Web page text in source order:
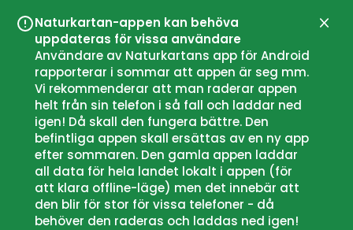
Naturkartan-appen kan behöva
uppdateras för vissa användare
Användare av Naturkartans app för Android
rapporterar i sommar att appen är seg mm.
Vi rekommenderar att man raderar appen
helt från sin telefon i så fall och laddar ned
igen! Då skall den fungera bättre. Den
befintliga appen skall ersättas av en ny app
efter sommaren. Den gamla appen laddar
all data för hela landet lokalt i appen (för
att klara offline-läge) men det innebär att
den blir för stor för vissa telefoner - då
behöver den raderas och laddas ned igen!
Sulje